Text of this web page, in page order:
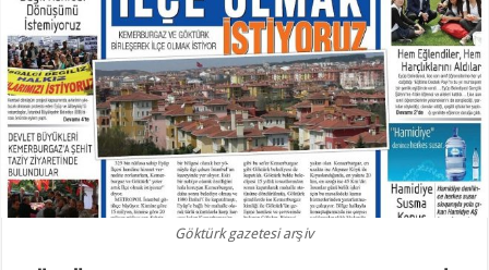
Göktürk gazetesi arşiv